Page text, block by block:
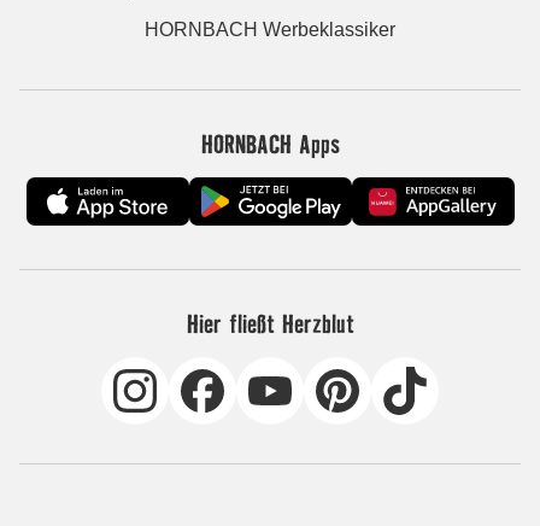
HORNBACH Werbeklassiker
HORNBACH Apps
Hier fließt Herzblut